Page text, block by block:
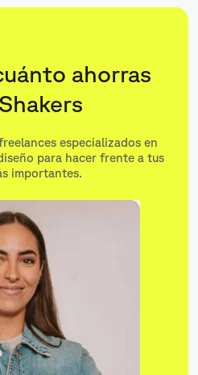
ahorras
especializados en
para hacer frente a tus
importantes.